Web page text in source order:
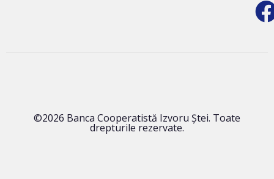
©2026 Banca Cooperatistă Izvoru Ștei. Toate
drepturile rezervate.